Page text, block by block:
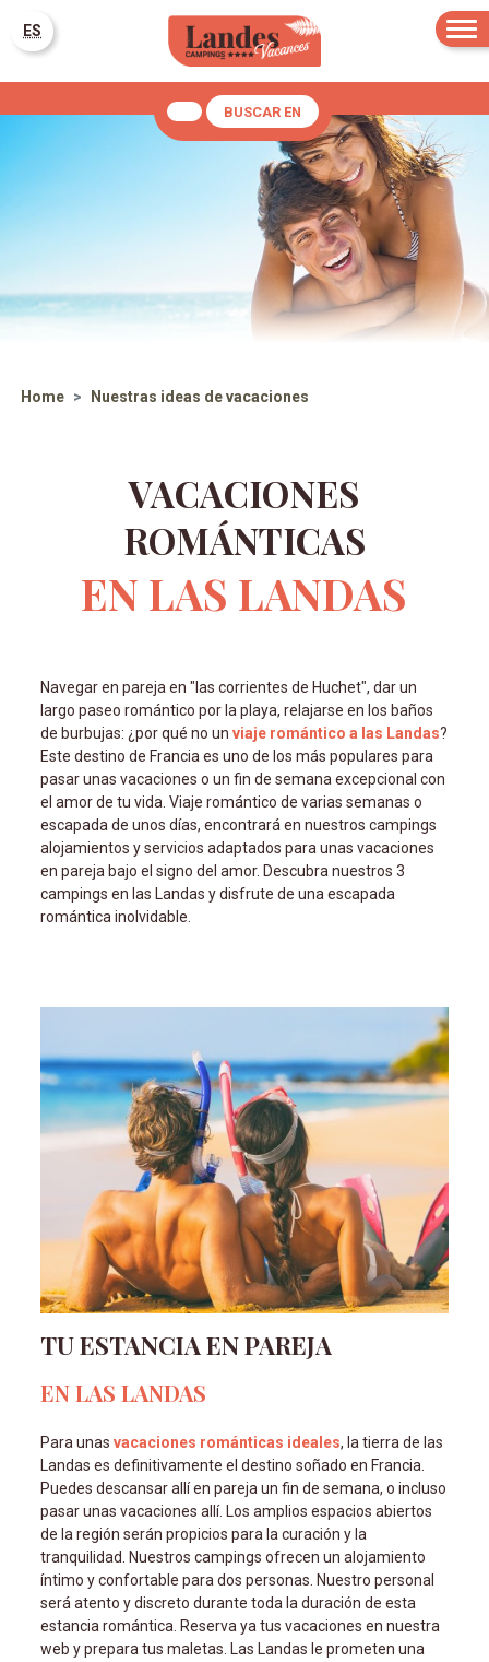
ES
BUSCAR EN
Home Nuestras ideas de vacaciones
VACACIONES
ROMÁNTICAS
EN LAS LANDAS
Navegar en pareja en "las corrientes de Huchet", dar un
largo paseo romántico por la playa, relajarse en los baños
de burbujas: ¿por qué no unviaje romántico a las Landas?
Este destino de Francia es uno de los más populares para
pasar unas vacaciones o un fin de semana excepcional con
el amor de tu vida. Viaje romántico de varias semanas o
escapada de unos días, encontrará en nuestros campings
alojamientos y servicios adaptados para unas vacaciones
en pareja bajo el signo del amor. Descubra nuestros 3
campings en las Landas y disfrute de una escapada
romántica inolvidable.
TU ESTANCIA EN PAREJA
EN LAS LANDAS
Para unasvacaciones románticas ideales, la tierra de las
Landas es definitivamente el destino soñado en Francia.
Puedes descansar allí en pareja un fin de semana, o incluso
pasar unas vacaciones allí. Los amplios espacios abiertos
de la región serán propicios para la curación y la
tranquilidad. Nuestros campings ofrecen un alojamiento
íntimo y confortable para dos personas. Nuestro personal
será atento y discreto durante toda la duración de esta
estancia romántica. Reserva ya tus vacaciones en nuestra
web y prepara tus maletas. Las Landas le prometen una